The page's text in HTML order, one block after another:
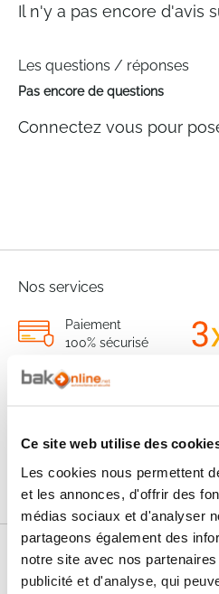
Ce site web utilise des
Les cookies nous permettent
et les annonces, d'offrir des
médias sociaux et d'analyser
partageons également des
notre site avec nos
publicité et d'analyse, qui
Il n'y a pas encore d'avis
Les questions / réponses
Pas encore de questions
Connectez vous pour
Nos services
Paiement
100% sécurisé
Livraison
Nos conseils